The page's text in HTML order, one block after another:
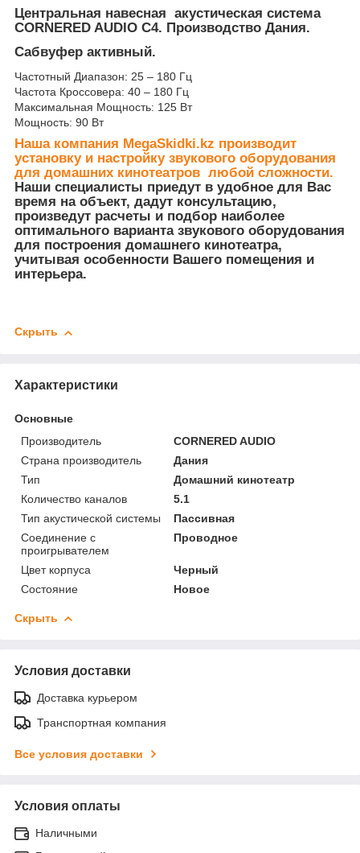
Центральная навесная акустическая система
CORNERED AUDIO C4. Производство Дания.
Сабвуфер активный.
Частотный Диапазон: 25 – 180 Гц
Частота Кроссовера: 40 – 180 Гц
Максимальная Мощность: 125 Вт
Мощность: 90 Вт
Наша компания MegaSkidki.kz производит
установку и настройку звукового оборудования
для домашних кинотеатров любой сложности.
Наши специалисты приедут в удобное для Вас
время на объект, дадут консультацию,
произведут расчеты и подбор наиболее
оптимального варианта звукового оборудования
для построения домашнего кинотеатра,
учитывая особенности Вашего помещения и
интерьера.
Скрыть
Характеристики
Основные
Производитель
CORNERED AUDIO
Страна производитель
Дания
Тип
Домашний кинотеатр
Количество каналов
5.1
Тип акустической системы
Пассивная
Соединение с
проигрывателем
Проводное
Цвет корпуса
Черный
Состояние
Новое
Скрыть
Условия доставки
Доставка курьером
Транспортная компания
Все условия доставки
Условия оплаты
Наличными